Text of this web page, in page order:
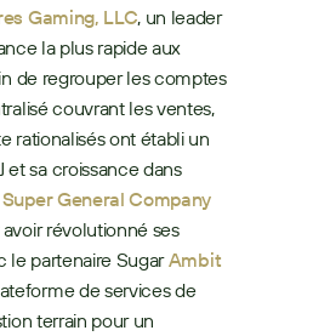
Gaming, LLC, un leader
la plus rapide aux
de regrouper les comptes
couvrant les ventes,
rationalisés ont établi un
sa croissance dans
Super General Company
révolutionné ses
le partenaire Sugar Ambit
de services de
terrain pour un